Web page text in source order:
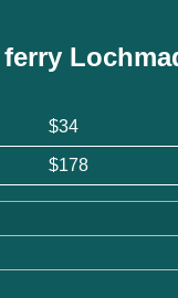
$34
$178